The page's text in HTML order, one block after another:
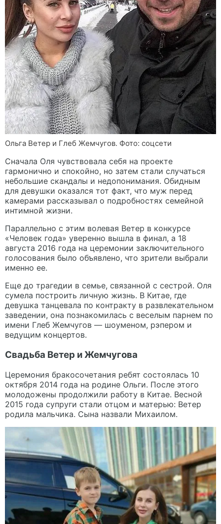
Ольга Ветер и Глеб Жемчугов. Фото: соцсети
Сначала Оля чувствовала себя на проекте
гармонично и спокойно, но затем стали случаться
небольшие скандалы и недопонимания. Обидным
для девушки оказался тот факт, что муж перед
камерами рассказывал о подробностях семейной
интимной жизни.
Параллельно с этим волевая Ветер в конкурсе
«Человек года» уверенно вышла в финал, а 18
августа 2016 года на церемонии заключительного
голосования было объявлено, что зрители выбрали
именно ее.
Еще до трагедии в семье, связанной с сестрой. Оля
сумела построить личную жизнь. В Китае, где
девушка танцевала по контракту в развлекательном
заведении, она познакомилась с веселым парнем по
имени Глеб Жемчугов — шоуменом, рэпером и
ведущим концертов.
Свадьба Ветер и Жемчугова
Церемония бракосочетания ребят состоялась 10
октября 2014 года на родине Ольги. После этого
молодожены продолжили работу в Китае. Весной
2015 года супруги стали отцом и матерью: Ветер
родила мальчика. Сына назвали Михаилом.